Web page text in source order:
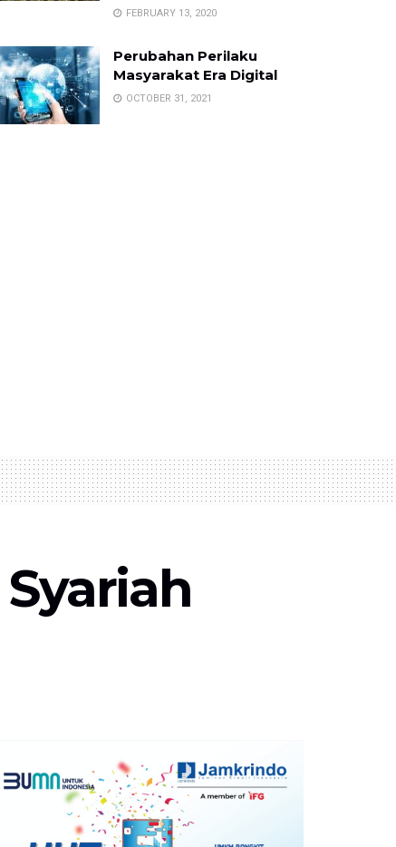
FEBRUARY 13, 2020
Perubahan Perilaku
Masyarakat Era Digital
OCTOBER 31, 2021